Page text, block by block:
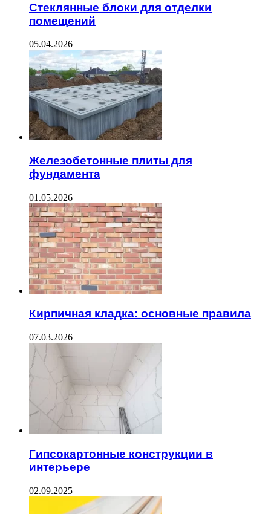
Стеклянные блоки для отделки
помещений
05.04.2026
Железобетонные плиты для
фундамента
01.05.2026
Кирпичная кладка: основные правила
07.03.2026
Гипсокартонные конструкции в
интерьере
02.09.2025